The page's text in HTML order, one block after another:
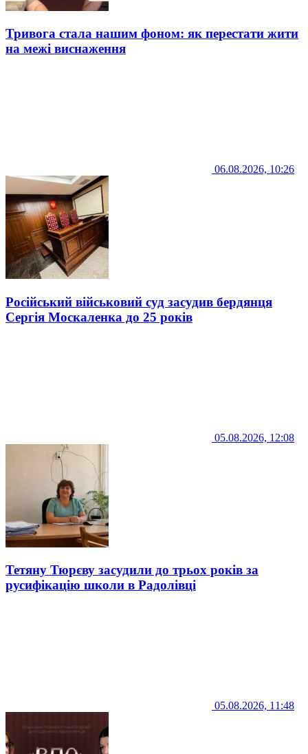
Тривога стала нашим фоном: як перестати жити
на межі виснаження
06.08.2026, 10:26
Російський військовий суд засудив бердянця
Сергія Москаленка до 25 років
05.08.2026, 12:08
Тетяну Тюрєву засудили до трьох років за
русифікацію школи в Радолівці
05.08.2026, 11:48